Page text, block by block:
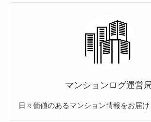
マンションログ運営
日々価値のあるマンション情報をお届け